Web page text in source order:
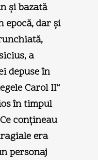
şi bazată
epocă, dar şi
a
depuse în
Carol II“
în timpul
conţineau
era
personaj